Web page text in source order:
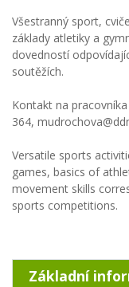
Všestranný sport,
základy atletiky a
dovedností
soutěžích.
Kontakt na
364,
Versatile sports
games, basics of
movement skills
sports competitions.
Základní